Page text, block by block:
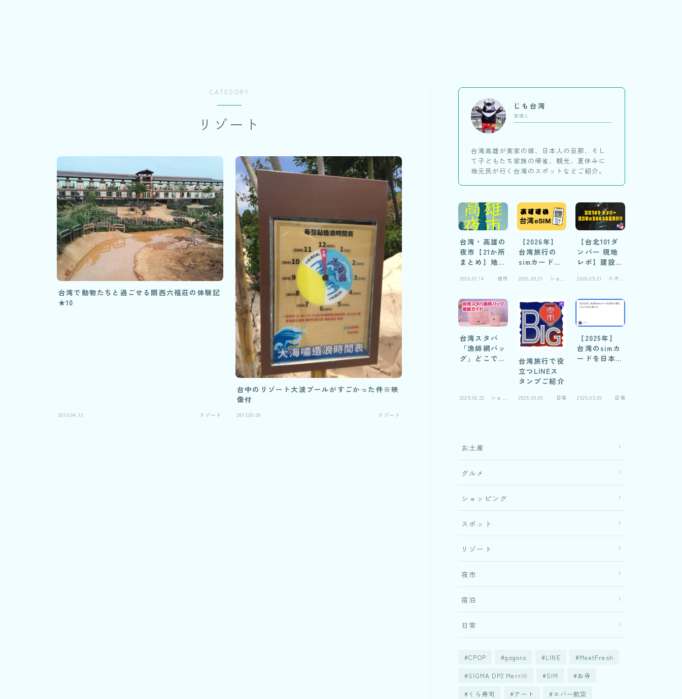
CATEGORY
リゾート
台湾で動物たちと過ごせる關西六福莊の体験記
★10
2019.04.13 リゾート
台中のリゾート大波プールがすごかった件※映
像付
2017.09.09 リゾート
じも台湾
管理人
台湾高雄が実家の嫁、日本人の旦那、そし
て子どもたち家族の帰省、観光、夏休みに
地元民が行く台湾のスポットなどご紹介。
台湾・高雄の
夜市【21か所
まとめ】地元
た！おすすめ
市の実録
2026.07.14 夜市
【2026年】
台湾旅行の
simカードお
ビュー
2026.05.21
ショッ
【台北101ダ
ンパー 現地
レポ】建設中
解説
2026.05.21
スポッ
台湾スタバ
「漁師網バッ
グ」どこで売
2025.06.22
ショッ
台湾旅行で役
立つLINEス
タンプご紹介
2025.03.09 日常
【2025年】
台湾のsimカ
ードを日本で
2025.03.09 日常
お土産
グルメ
ショッピング
スポット
リゾート
夜市
宿泊
日常
CPOP gogoro LINE MeetFresh
SIGMA DP2 Merrill SIM お寺
くら寿司 アート エバー航空